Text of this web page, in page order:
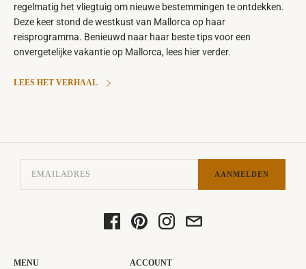
regelmatig het vliegtuig om nieuwe bestemmingen te ontdekken.
Deze keer stond de westkust van Mallorca op haar
reisprogramma. Benieuwd naar haar beste tips voor een
onvergetelijke vakantie op Mallorca, lees hier verder.
LEES HET VERHAAL
AANMELDEN
MENU
ACCOUNT